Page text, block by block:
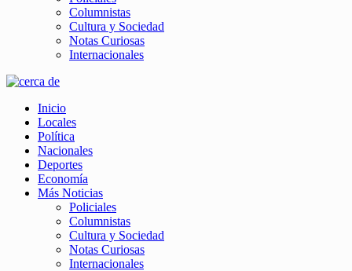
Columnistas
Cultura y Sociedad
Notas Curiosas
Internacionales
Inicio
Locales
Política
Nacionales
Deportes
Economía
Más Noticias
Policiales
Columnistas
Cultura y Sociedad
Notas Curiosas
Internacionales